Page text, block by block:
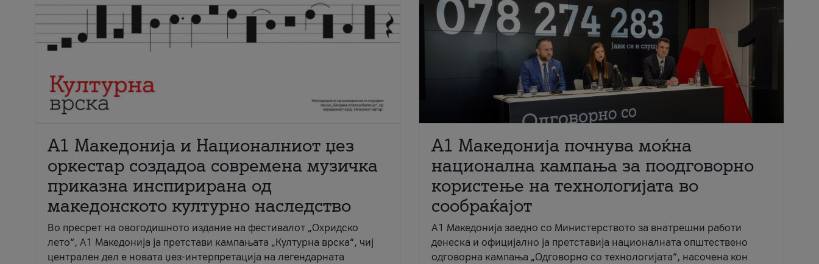
А1 Македонија и Националниот џез
оркестар создадоа современа музичка
приказна инспирирана од
македонското културно наследство
Во пресрет на овогодишното издание на фестивалот „Охридско
лето“, А1 Македонија ја претстави кампањата „Културна врска“, чиј
централен дел е новата џез-интерпретација на легендарната
A1 Македонија почнува моќна
национална кампања за поодговорно
користење на технологијата во
сообраќајот
A1 Македонија заедно со Министерството за внатрешни работи
денеска и официјално ја претставија националната општествено
одговорна кампања „Одговорно со технологијата“, насочена кон